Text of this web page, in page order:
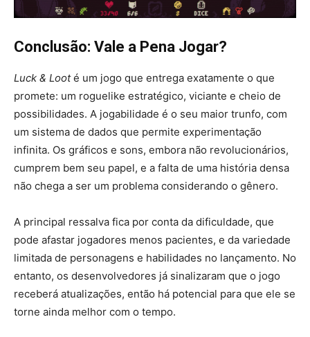
Conclusão: Vale a Pena Jogar?
Luck & Looté um jogo que entrega exatamente o que
promete: um roguelike estratégico, viciante e cheio de
possibilidades. A jogabilidade é o seu maior trunfo, com
um sistema de dados que permite experimentação
infinita. Os gráficos e sons, embora não revolucionários,
cumprem bem seu papel, e a falta de uma história densa
não chega a ser um problema considerando o gênero.
A principal ressalva fica por conta da dificuldade, que
pode afastar jogadores menos pacientes, e da variedade
limitada de personagens e habilidades no lançamento. No
entanto, os desenvolvedores já sinalizaram que o jogo
receberá atualizações, então há potencial para que ele se
torne ainda melhor com o tempo.